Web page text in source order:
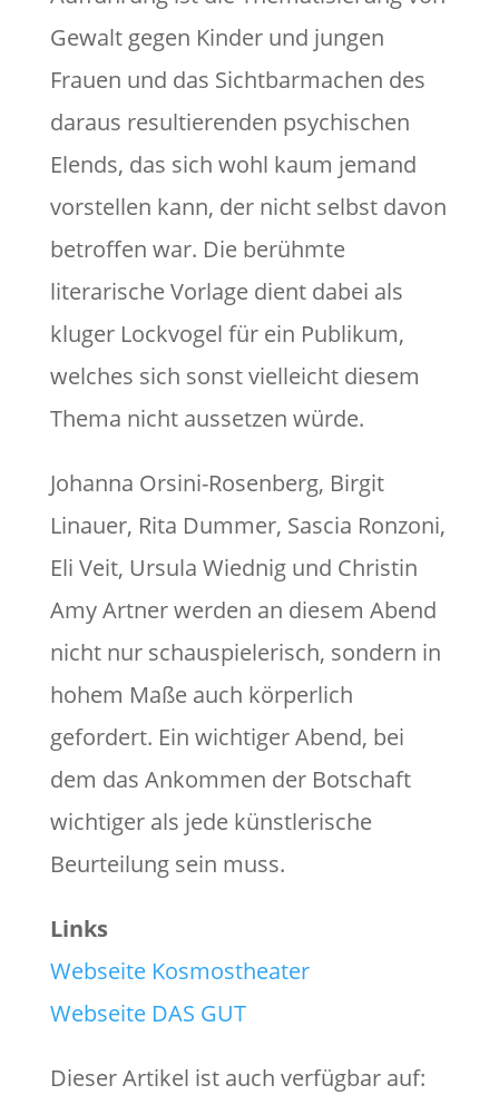
Gewalt gegen Kinder und jungen
Frauen und das Sichtbarmachen des
daraus resultierenden psychischen
Elends, das sich wohl kaum jemand
vorstellen kann, der nicht selbst davon
betroffen war. Die berühmte
literarische Vorlage dient dabei als
kluger Lockvogel für ein Publikum,
welches sich sonst vielleicht diesem
Thema nicht aussetzen würde.
Johanna Orsini-Rosenberg, Birgit
Linauer, Rita Dummer, Sascia Ronzoni,
Eli Veit, Ursula Wiednig und Christin
Amy Artner werden an diesem Abend
nicht nur schauspielerisch, sondern in
hohem Maße auch körperlich
gefordert. Ein wichtiger Abend, bei
dem das Ankommen der Botschaft
wichtiger als jede künstlerische
Beurteilung sein muss.
Links
Webseite Kosmostheater
Webseite DAS GUT
Dieser Artikel ist auch verfügbar auf: